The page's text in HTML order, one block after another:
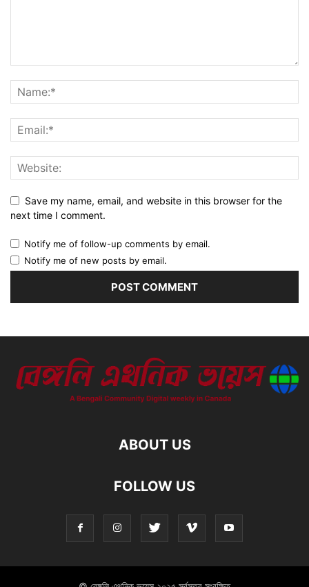
Save my name, email, and website in this browser for the
next time I comment.
Notify me of follow-up comments by email.
Notify me of new posts by email.
ABOUT US
FOLLOW US